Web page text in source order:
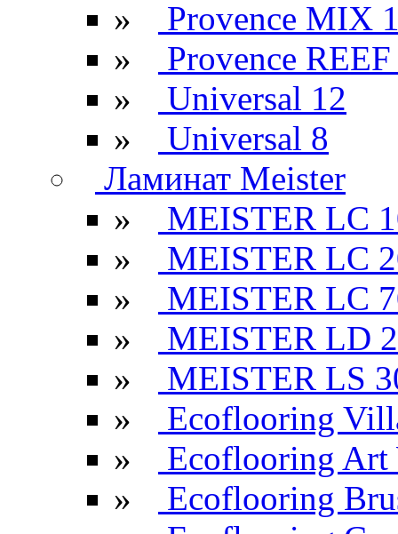
»
Provence MIX
»
Provence
»
Universal 12
»
Universal 8
Ламинат Meister
»
MEISTER LC
»
MEISTER LC
»
MEISTER LC
»
MEISTER LD
»
MEISTER LS
»
Ecoflooring
»
Ecoflooring Art
»
Ecoflooring